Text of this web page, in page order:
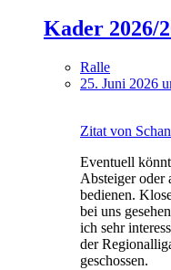
Kader 2026/
Ralle
25. Juni 2026
Zitat von
Eventuell
Absteiger oder
bedienen.
bei uns
ich sehr
der
geschossen.